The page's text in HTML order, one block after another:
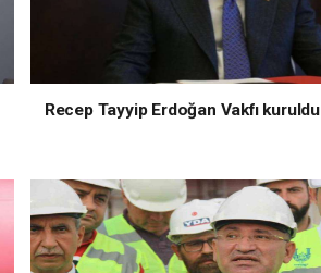
Recep Tayyip Erdoğan Vakfı kuruldu